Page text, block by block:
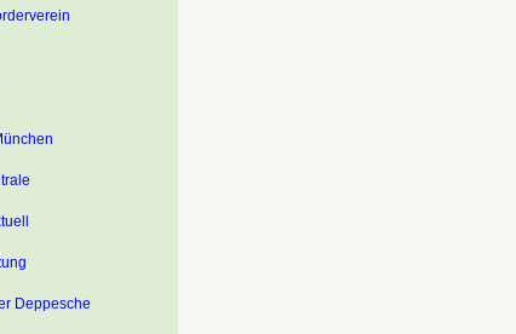
Deppesche